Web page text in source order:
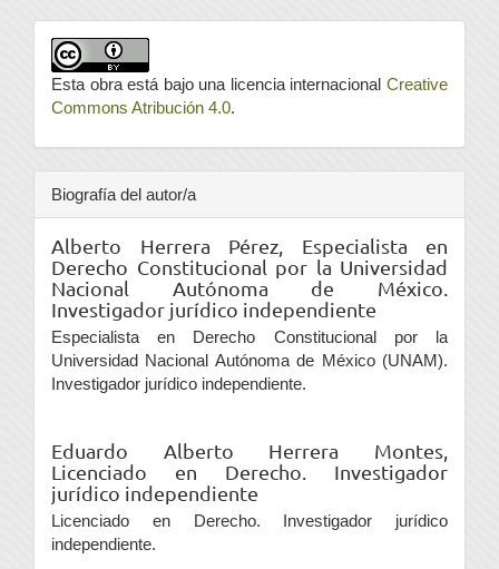
Esta obra está bajo una licencia internacional Creative
Commons Atribución 4.0.
Biografía del autor/a
Alberto Herrera Pérez, Especialista en
Derecho Constitucional por la Universidad
Nacional Autónoma de México.
Investigador jurídico independiente
Especialista en Derecho Constitucional por la
Universidad Nacional Autónoma de México (UNAM).
Investigador jurídico independiente.
Eduardo Alberto Herrera Montes,
Licenciado en Derecho. Investigador
jurídico independiente
Licenciado en Derecho. Investigador jurídico
independiente.